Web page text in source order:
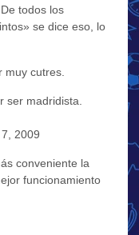
todos los
se dice eso, lo
muy cutres.
ser madridista.
2009
conveniente la
funcionamiento